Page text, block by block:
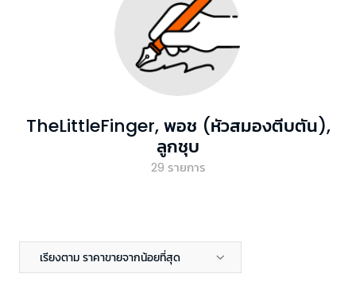
TheLittleFinger, พอช (หัวสมองตีบตัน),
ลูกชุบ
29 รายการ
เรียงตาม ราคาขายจากน้อยที่สุด